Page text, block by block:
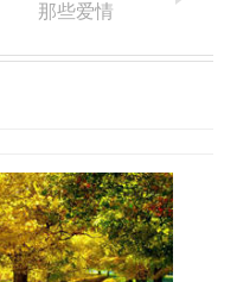
那些爱情